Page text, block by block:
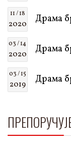
11 / 18
2020 Драма
03 / 14
2020 Драма
03 / 15
2019 Драма